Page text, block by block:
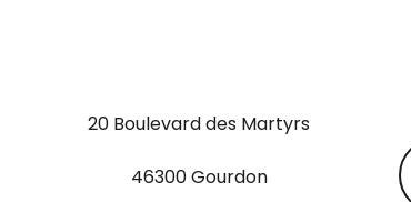
20 Boulevard des Martyrs
46300 Gourdon